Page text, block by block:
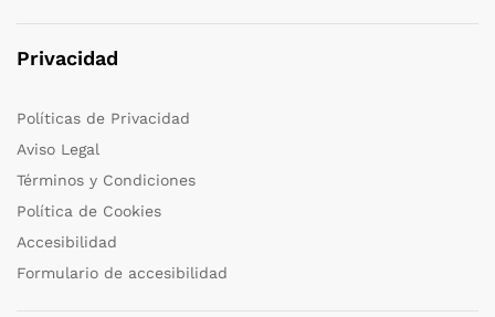
Privacidad
Políticas de Privacidad
Aviso Legal
Términos y Condiciones
Política de Cookies
Accesibilidad
Formulario de accesibilidad